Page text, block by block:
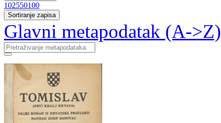
102550100
Sortiranje zapisa
Glavni metapodatak (A->Z)